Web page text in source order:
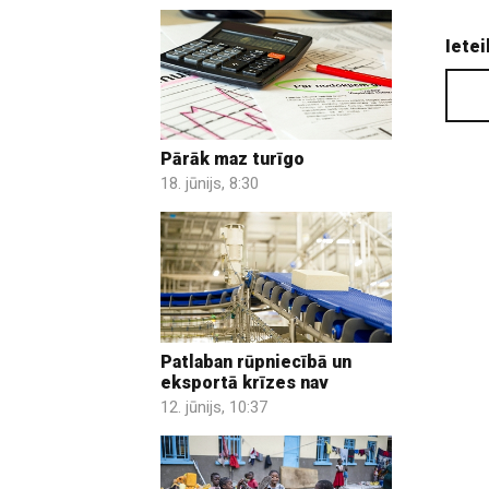
Pārāk maz turīgo
18. jūnijs, 8:30
Patlaban rūpniecībā un
eksportā krīzes nav
12. jūnijs, 10:37